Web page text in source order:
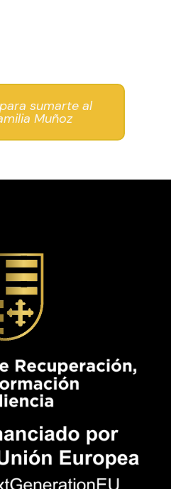
sumarte al
Muñoz